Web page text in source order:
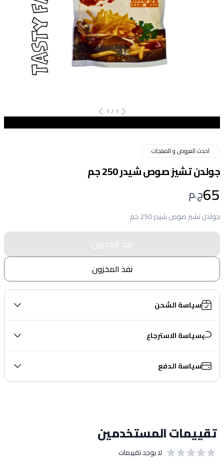
1
/
1
احدث العروض و المنتجات
جولدن تشيز صوص شيدر 250 جم
65ج.م
جولدن تشيز صوص شيدر 250 جم
نفذ المخزون
نفذ المخزون
سياسة الشحن
سياسة الاسترجاع
سياسة الدفع
تقييمات المستخدمين
لا يوجد تقييمات